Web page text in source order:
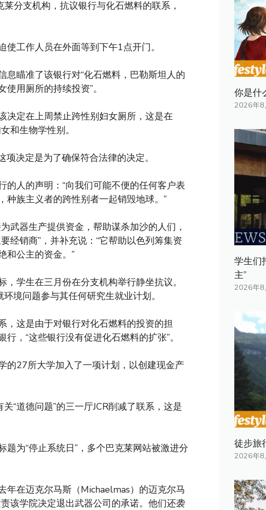
分支机构，抗议银行与化石燃料的联系，
工作人员在外面等到下午1点开门。
瞄准了该银行对“化石燃料，巴勒斯坦人的
用厕所的持续投资”。
决定在上周禁止跨性别妇女厕所，这是在
和生物学性别。
决定是为了确保符合法律的决定。
人的声明：“向我们可能不便的任何客户表
种族主义者的跨性别者一起销毁地球。”
武器生产提供资金，帮助谋杀加沙的人们，
经销商”，并补充说：“它帮助以色列筹集资
和公主的资金。”
学生在三月份在分支机构举行静坐抗议。
境问题参与其任何研究生就业计划。
，这是由于对银行对化石燃料的投资的担
，“这些银行没有促进化石燃料的扩张”。
的27所大学加入了一项计划，以创建现金产
“道德问题”的三一厅JCR削减了联系，这是
为“停止系统日”，多个巴克莱网站被激进分
年在迈克尔马斯（Michaelmas）的迈克尔马
该学院决定退出武器公司的承诺。他们还袭
你是什​​
2026年8
学生们
主”
2026年8
徒步旅
2026年8